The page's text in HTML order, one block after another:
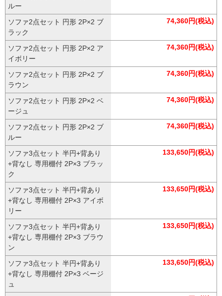
ルー
ソファ2点セット 円形 2P×2 ブ
ラック
74,360円(税込)
ソファ2点セット 円形 2P×2 ア
イボリー
74,360円(税込)
ソファ2点セット 円形 2P×2 ブ
ラウン
74,360円(税込)
ソファ2点セット 円形 2P×2 ベ
ージュ
74,360円(税込)
ソファ2点セット 円形 2P×2 ブ
ルー
74,360円(税込)
ソファ3点セット 半円+背あり
+背なし 専用棚付 2P×3 ブラッ
ク
133,650円(税込)
ソファ3点セット 半円+背あり
+背なし 専用棚付 2P×3 アイボ
リー
133,650円(税込)
ソファ3点セット 半円+背あり
+背なし 専用棚付 2P×3 ブラウ
ン
133,650円(税込)
ソファ3点セット 半円+背あり
+背なし 専用棚付 2P×3 ベージ
ュ
133,650円(税込)